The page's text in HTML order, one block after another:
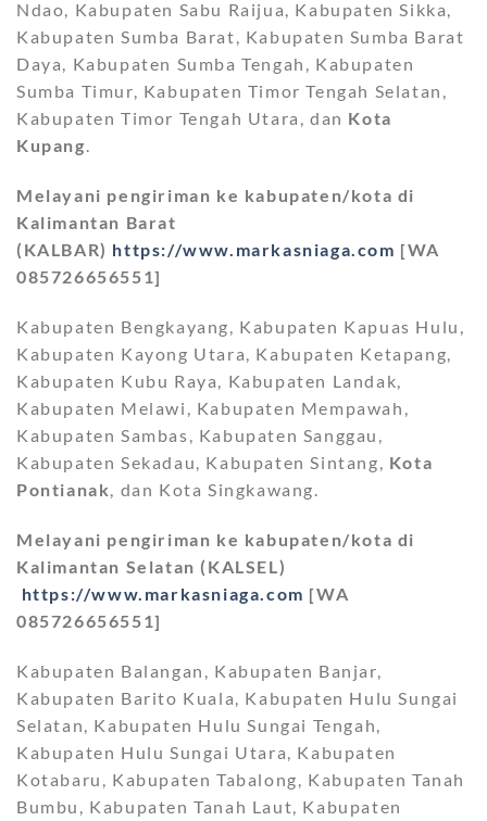
Ndao, Kabupaten Sabu Raijua, Kabupaten Sikka,
Kabupaten Sumba Barat, Kabupaten Sumba Barat
Daya, Kabupaten Sumba Tengah, Kabupaten
Sumba Timur, Kabupaten Timor Tengah Selatan,
Kabupaten Timor Tengah Utara, dan Kota
Kupang.
Melayani pengiriman ke kabupaten/kota di
Kalimantan Barat
(KALBAR) https://www.markasniaga.com [WA
085726656551]
Kabupaten Bengkayang, Kabupaten Kapuas Hulu,
Kabupaten Kayong Utara, Kabupaten Ketapang,
Kabupaten Kubu Raya, Kabupaten Landak,
Kabupaten Melawi, Kabupaten Mempawah,
Kabupaten Sambas, Kabupaten Sanggau,
Kabupaten Sekadau, Kabupaten Sintang, Kota
Pontianak, dan Kota Singkawang.
Melayani pengiriman ke kabupaten/kota di
Kalimantan Selatan (KALSEL)
https://www.markasniaga.com [WA
085726656551]
Kabupaten Balangan, Kabupaten Banjar,
Kabupaten Barito Kuala, Kabupaten Hulu Sungai
Selatan, Kabupaten Hulu Sungai Tengah,
Kabupaten Hulu Sungai Utara, Kabupaten
Kotabaru, Kabupaten Tabalong, Kabupaten Tanah
Bumbu, Kabupaten Tanah Laut, Kabupaten